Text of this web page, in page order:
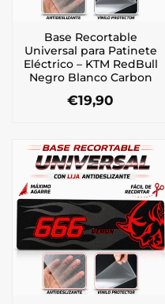
Base Recortable
Universal para Patinete
Eléctrico – KTM RedBull
Negro Blanco Carbon
€19,90